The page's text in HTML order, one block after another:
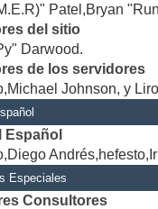
Patel,Bryan
del sitio
Darwood.
de los servidores
Johnson, y
Español
Especiales
Consultores